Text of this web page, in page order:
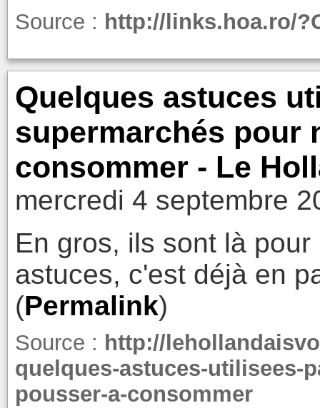
Source : http://links.hoa.ro/
Quelques astuces
supermarchés pour
consommer - Le
mercredi 4 septembre
En gros, ils sont là
astuces, c'est déjà en
(Permalink)
Source : http://
quelques-astuces-utilisees-
pousser-a-consommer